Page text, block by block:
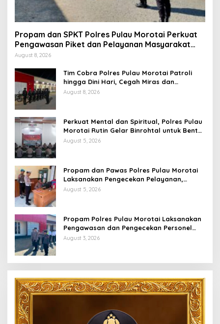
Propam dan SPKT Polres Pulau Morotai Perkuat
Pengawasan Piket dan Pelayanan Masyarakat
Selama 1×24 Jam
August 8, 2026
Tim Cobra Polres Pulau Morotai Patroli
hingga Dini Hari, Cegah Miras dan
Gangguan Kamtibmas
August 8, 2026
Perkuat Mental dan Spiritual, Polres Pulau
Morotai Rutin Gelar Binrohtal untuk Bentuk
Personel Berintegritas
August 5, 2026
Propam dan Pawas Polres Pulau Morotai
Laksanakan Pengecekan Pelayanan,
Pastikan Masyarakat Mendapat
August 5, 2026
Propam Polres Pulau Morotai Laksanakan
Pengawasan dan Pengecekan Personel
Saat Apel Serah Terima Piket Fungsi
August 3, 2026